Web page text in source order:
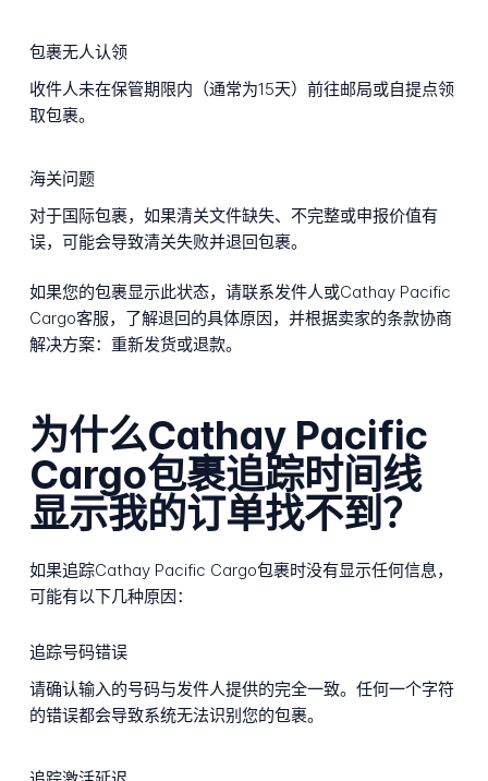
包裹无人认领
收件人未在保管期限内（通常为15天）前往邮局或自提点领
取包裹。
海关问题
对于国际包裹，如果清关文件缺失、不完整或申报价值有
误，可能会导致清关失败并退回包裹。
如果您的包裹显示此状态，请联系发件人或Cathay Pacific
Cargo客服，了解退回的具体原因，并根据卖家的条款协商
解决方案：重新发货或退款。
为什么Cathay Pacific
Cargo包裹追踪时间线
显示我的订单找不到？
如果追踪Cathay Pacific Cargo包裹时没有显示任何信息，
可能有以下几种原因：
追踪号码错误
请确认输入的号码与发件人提供的完全一致。任何一个字符
的错误都会导致系统无法识别您的包裹。